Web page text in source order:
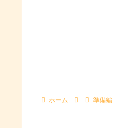
ホーム 準備編